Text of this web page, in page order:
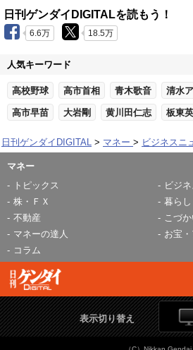
日刊ゲンダイDIGITALを読もう！
6.6万 18.5万
人気キーワード
高校野球 高市首相 青木歌音 清水
高市早苗 大岩剛 黄川田仁志 板東
日刊ゲンダイDIGITAL マネー ビジネスニ
マネー
トピックス
ビジネ
株・ＦＸ
暮ら
不動産
こづ
マネーの達人
お宝・
コラム
表示切り替え